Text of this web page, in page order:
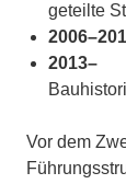
geteilte
Vor dem